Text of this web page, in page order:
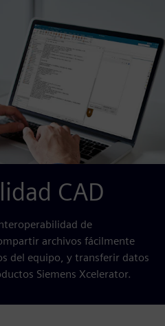
CAD
de
archivos fácilmente
del equipo, y transferir datos
Siemens Xcelerator.